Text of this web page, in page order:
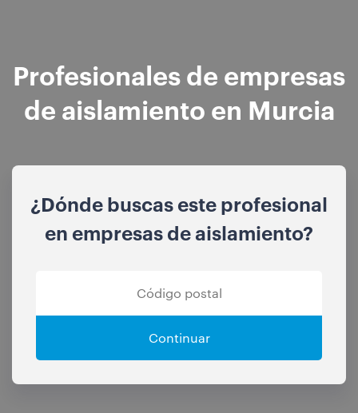
Profesionales de empresas
de aislamiento en Murcia
¿Dónde buscas este profesional
en empresas de aislamiento?
Continuar